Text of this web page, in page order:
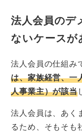
法人会員のデ
ないケースが
法人会員の仕組み
は、家族経営、一
人事業主）が該当
法人会員は、あく
るため、そもそも